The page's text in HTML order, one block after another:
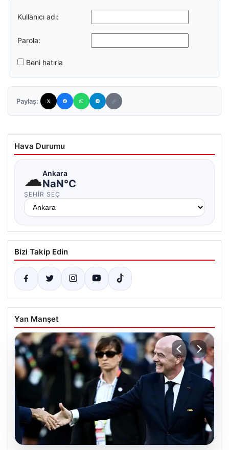
Kullanıcı adı:
Parola:
Beni hatırla
Paylaş:
Hava Durumu
☁Ankara
NaN°C
ŞEHIR SEÇ
Bizi Takip Edin
Yan Manşet